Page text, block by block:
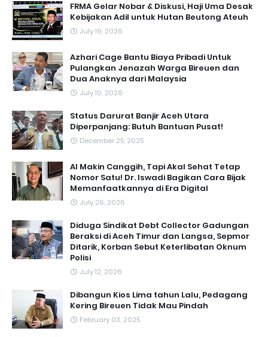
FRMA Gelar Nobar & Diskusi, Haji Uma Desak
Kebijakan Adil untuk Hutan Beutong Ateuh
July 19, 2026
Azhari Cage Bantu Biaya Pribadi Untuk
Pulangkan Jenazah Warga Bireuen dan
Dua Anaknya dari Malaysia
July 10, 2026
Status Darurat Banjir Aceh Utara
Diperpanjang: Butuh Bantuan Pusat!
December 25, 2025
AI Makin Canggih, Tapi Akal Sehat Tetap
Nomor Satu! Dr. Iswadi Bagikan Cara Bijak
Memanfaatkannya di Era Digital
July 26, 2026
Diduga Sindikat Debt Collector Gadungan
Beraksi di Aceh Timur dan Langsa, Sepmor
Ditarik, Korban Sebut Keterlibatan Oknum
Polisi
July 12, 2026
Dibangun Kios Lima tahun Lalu, Pedagang
Kering Bireuen Tidak Mau Pindah
February 03, 2025